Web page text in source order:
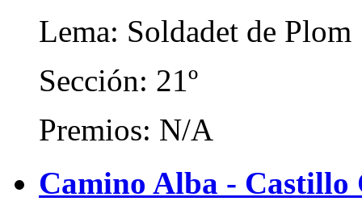
Lema: Soldadet de Plom
Sección: 21º
Premios: N/A
Camino Alba - Castillo